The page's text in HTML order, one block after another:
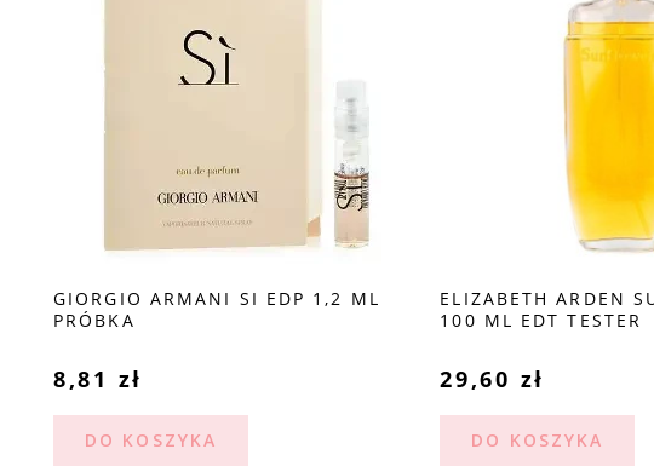
GIORGIO ARMANI SI EDP 1,2 ML
PRÓBKA
8,81 zł
DO KOSZYKA
ELIZABETH ARDEN
100 ML EDT TESTER
29,60 zł
DO KOSZYKA